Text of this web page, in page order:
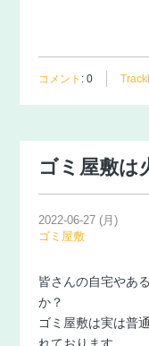
コメント : 0
ゴミ屋敷は
2022-06-27 (月)
ゴミ屋敷
皆さんの自宅やあ
か？
ゴミ屋敷は実は普
れております。